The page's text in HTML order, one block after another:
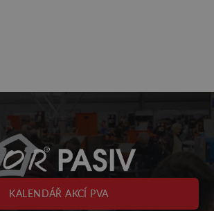
KALENDÁŘ AKCÍ PVA